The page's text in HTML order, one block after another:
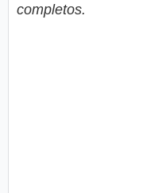
completos.